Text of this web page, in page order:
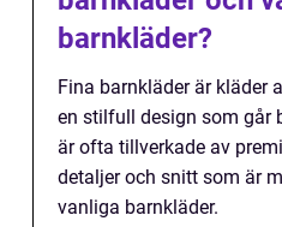
barnkläder?
Fina barnkläder är kläder
en stilfull design som går
är ofta tillverkade av
detaljer och snitt som är
vanliga barnkläder.